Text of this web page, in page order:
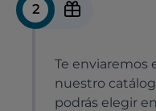
2
Te enviaremos
nuestro
podrás elegir